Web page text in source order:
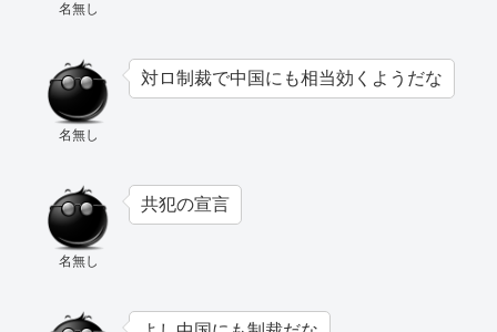
名無し
名無し
対ロ制裁で中国にも相当効くようだな
名無し
共犯の宣言